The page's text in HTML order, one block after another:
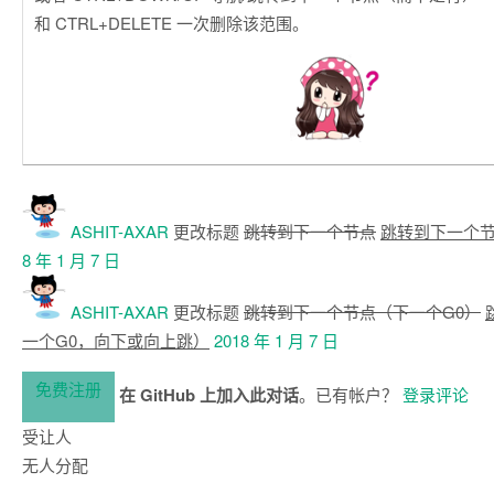
和 CTRL+DELETE 一次删除该范围。
ASHIT-AXAR 更改标题跳转到下一个节点 跳转到下一个
8 年 1 月 7 日
ASHIT-AXAR 更改标题跳转到下一个节点（下一个G0）
一个G0，向下或向上跳）
2018 年 1 月 7 日
免费注册 在 GitHub 上加入此对话。已有帐户？ 登录评论
受让人
无人分配